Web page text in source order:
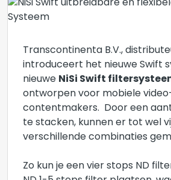
Transcontinenta B.V.,
introduceert het nieuwe Swift
nieuwe NiSi Swift
ontworpen voor mobiele
contentmakers. Door een
te stacken, kunnen er tot wel
verschillende combinaties
Zo kun je een vier stops ND